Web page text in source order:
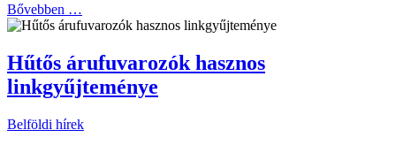
Bővebben …
Hűtős árufuvarozók hasznos
linkgyűjteménye
Belföldi hírek